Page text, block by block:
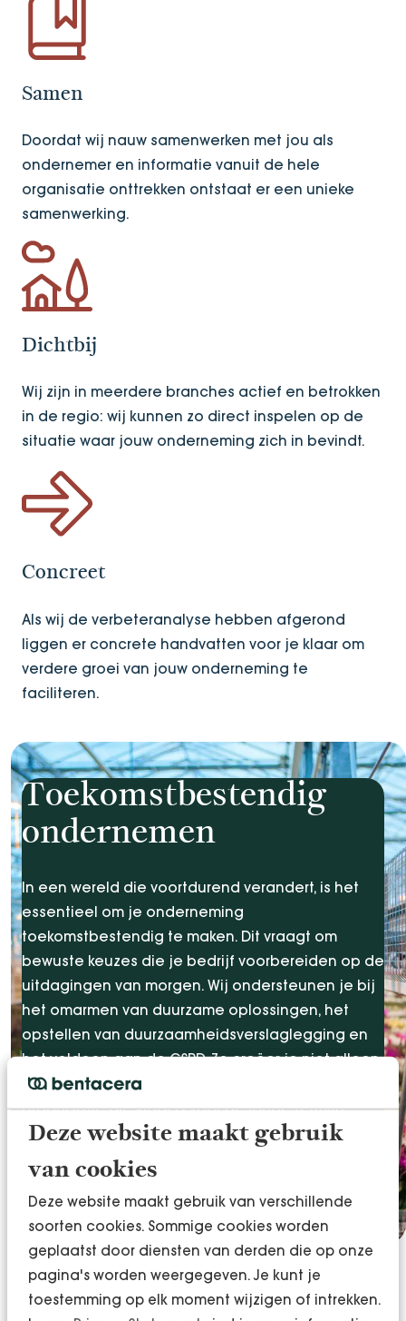
Deze website maakt gebruik
van cookies
Deze website maakt gebruik van verschillende
soorten cookies. Sommige cookies worden
geplaatst door diensten van derden die op onze
pagina's worden weergegeven. Je kunt je
toestemming op elk moment wijzigen of intrekken.
Samen
Doordat wij nauw samenwerken met jou als
ondernemer en informatie vanuit de hele
organisatie onttrekken ontstaat er een unieke
samenwerking.
Dichtbij
Wij zijn in meerdere branches actief en betrokken
in de regio: wij kunnen zo direct inspelen op de
situatie waar jouw onderneming zich in bevindt.
Concreet
Als wij de verbeteranalyse hebben afgerond
liggen er concrete handvatten voor je klaar om
verdere groei van jouw onderneming te
faciliteren.
Toekomstbestendig
ondernemen
In een wereld die voortdurend verandert, is het
essentieel om je onderneming
toekomstbestendig te maken. Dit vraagt om
bewuste keuzes die je bedrijf voorbereiden op de
uitdagingen van morgen. Wij ondersteunen je bij
het omarmen van duurzame oplossingen, het
opstellen van duurzaamheidsverslaglegging en
het voldoen aan de CSRD. Zo creëer je niet alleen
waarde voor vandaag, maar bouw je ook aan een
organisatie die klaar is voor de lange termijn.
Toekomstbestendig ondernemen
De verbeteranalyse